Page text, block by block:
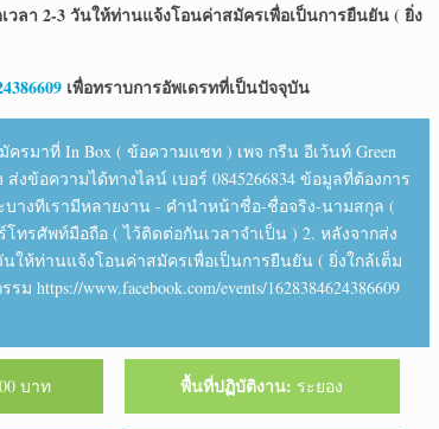
ลา 2-3 วันให้ท่านแจ้งโอนค่าสมัครเพื่อเป็นการยืนยัน ( ยิ่ง
เพื่อทราบการอัพเดรทที่เป็นปัจจุบัน
มาที่ In Box ( ข้อความแชท ) เพจ กรีน อีเว้นท์ Green
ส่งข้อความได้ทางไลน์ เบอร์ 0845266834 ข้อมูลที่ต้องการ
างทีเรามีหลายงาน - คำนำหน้าชื่อ-ชื่อจริง-นามสกุล (
ทรศัพท์มือถือ ( ไว้ติดต่อกันเวลาจำเป็น ) 2. หลังจากส่ง
ห้ท่านแจ้งโอนค่าสมัครเพื่อเป็นการยืนยัน ( ยิ่งใกล้เต็ม
www.facebook.com/events/1628384624386609
บาท พื้นที่ปฏิบัติงาน: ระยอง